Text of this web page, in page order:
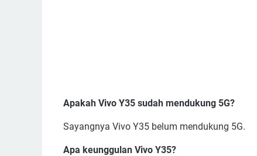
Apakah Vivo Y35 sudah mendukung 5G?
Sayangnya Vivo Y35 belum mendukung 5G.
Apa keunggulan Vivo Y35?